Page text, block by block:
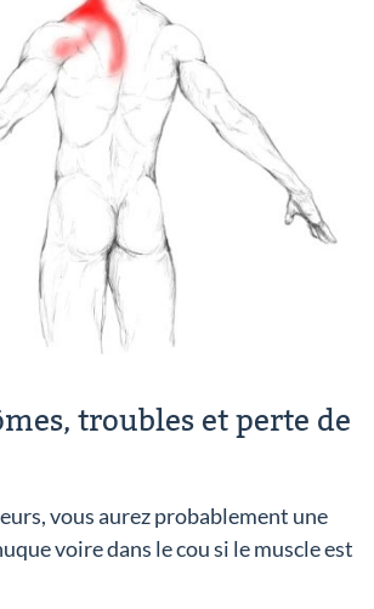
troubles et perte de
vous aurez probablement une
voire dans le cou si le muscle est